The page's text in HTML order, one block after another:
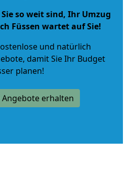
so weit sind, Ihr Umzug
Füssen wartet auf Sie!
und natürlich
, damit Sie Ihr Budget
planen!
Angebote erhalten